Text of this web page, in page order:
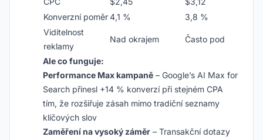
Konverzní poměr4,1 %
3,8 %
Viditelnost
reklamy
Nad okrajem Často pod
Ale co funguje:
Performance Max kampaně – Google’s AI Max for
Search přinesl +14 % konverzí při stejném CPA
tím, že rozšiřuje zásah mimo tradiční seznamy
klíčových slov
Zaměření na vysoký záměr – Transakční dotazy